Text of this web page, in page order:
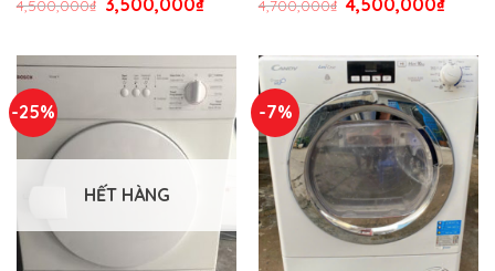
4,500,000₫
4,700,000₫
-25%
HẾT HÀNG
-7%